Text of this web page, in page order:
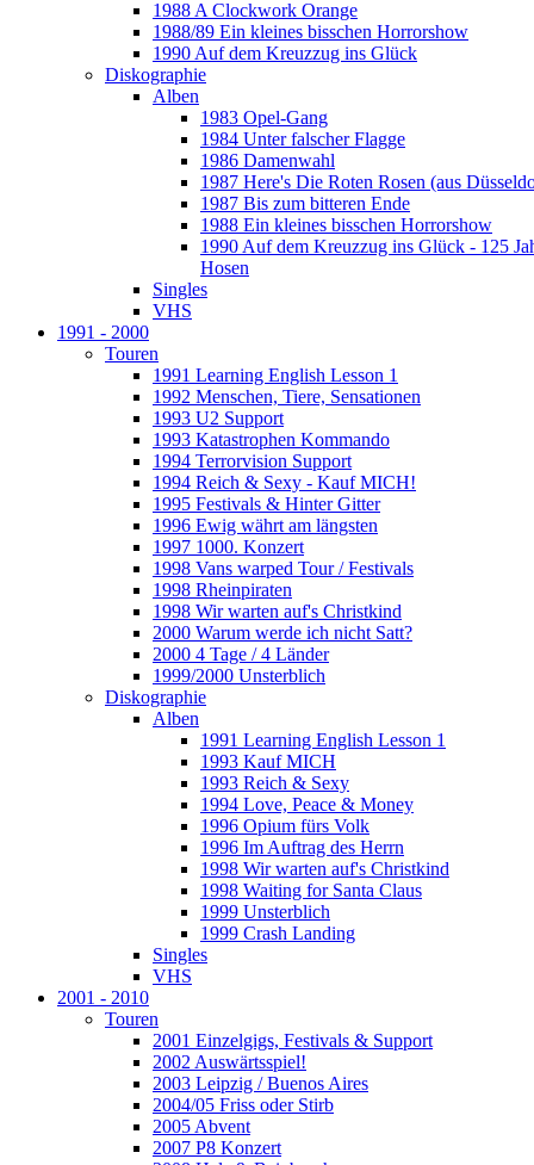
1988 A Clockwork Orange
1988/89 Ein kleines bisschen Horrorshow
1990 Auf dem Kreuzzug ins Glück
Diskographie
Alben
1983 Opel-Gang
1984 Unter falscher Flagge
1986 Damenwahl
1987 Here's Die Roten Rosen (aus
1987 Bis zum bitteren Ende
1988 Ein kleines bisschen Horrorshow
1990 Auf dem Kreuzzug ins Glück - 125
Hosen
Singles
VHS
1991 - 2000
Touren
1991 Learning English Lesson 1
1992 Menschen, Tiere, Sensationen
1993 U2 Support
1993 Katastrophen Kommando
1994 Terrorvision Support
1994 Reich & Sexy - Kauf MICH!
1995 Festivals & Hinter Gitter
1996 Ewig währt am längsten
1997 1000. Konzert
1998 Vans warped Tour / Festivals
1998 Rheinpiraten
1998 Wir warten auf's Christkind
2000 Warum werde ich nicht Satt?
2000 4 Tage / 4 Länder
1999/2000 Unsterblich
Diskographie
Alben
1991 Learning English Lesson 1
1993 Kauf MICH
1993 Reich & Sexy
1994 Love, Peace & Money
1996 Opium fürs Volk
1996 Im Auftrag des Herrn
1998 Wir warten auf's Christkind
1998 Waiting for Santa Claus
1999 Unsterblich
1999 Crash Landing
Singles
VHS
2001 - 2010
Touren
2001 Einzelgigs, Festivals & Support
2002 Auswärtsspiel!
2003 Leipzig / Buenos Aires
2004/05 Friss oder Stirb
2005 Abvent
2007 P8 Konzert